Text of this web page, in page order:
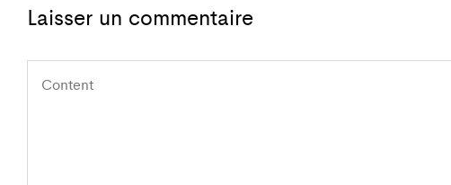
Laisser un commentaire